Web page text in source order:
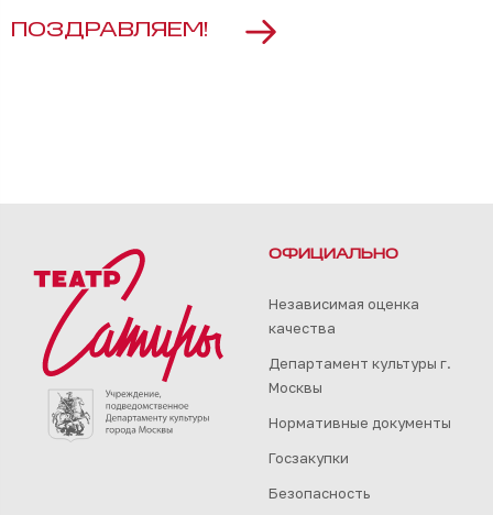
ПОЗДРАВЛЯЕМ!
ОФИЦИАЛЬНО
Независимая оценка
качества
Департамент культуры г.
Москвы
Нормативные документы
Госзакупки
Безопасность